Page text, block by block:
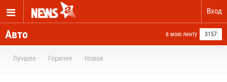
Вход
Авто в мою ленту 3157
Лучшее Горячее Новое